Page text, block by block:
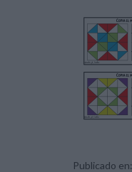
Publicado en: